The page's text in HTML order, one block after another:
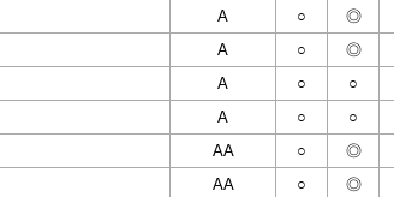
A ○ ◎
A ○ ◎
A ○ ○
A ○ ○
AA ○ ◎
AA ○ ◎